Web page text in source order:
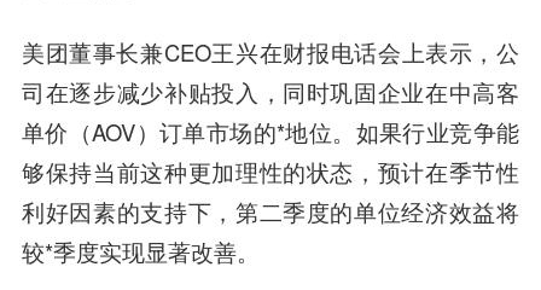
美团董事长兼CEO王兴在财报电话会上表示，公
司在逐步减少补贴投入，同时巩固企业在中高客
单价（AOV）订单市场的*地位。如果行业竞争能
够保持当前这种更加理性的状态，预计在季节性
利好因素的支持下，第二季度的单位经济效益将
较*季度实现显著改善。